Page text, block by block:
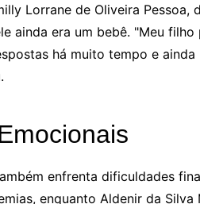
Lorrane de Oliveira Pessoa,
ainda era um bebê. "Meu filho
há muito tempo e ainda
enfrenta dificuldades
enquanto Aldenir da Silva